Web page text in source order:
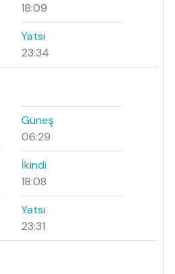
18:09
Yatsı
23:34
Güneş
06:29
İkindi
18:08
Yatsı
23:31